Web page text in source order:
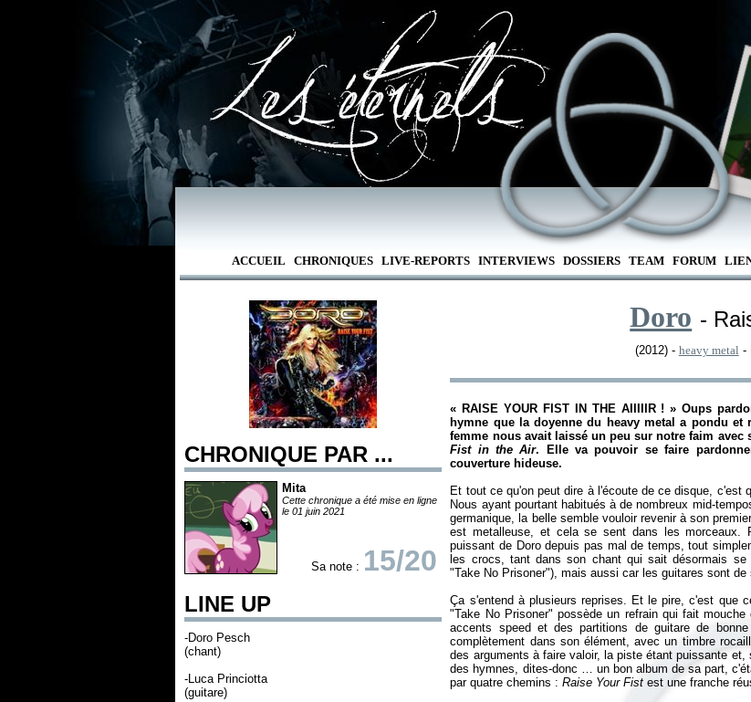
ACCUEIL CHRONIQUES LIVE-REPORTS INTERVIEWS DOSSIERS TEAM FORUM
CHRONIQUE PAR ...
Mita
Cette chronique a été mise en ligne
le 01 juin 2021
Sa note : 15/20
LINE UP
-Doro Pesch
(chant)
-Luca Princiotta
(guitare)
Doro -
(2012) - heavy metal -
« RAISE YOUR FIST IN THE AIIIIIR !» Oups
hymne que la doyenne du heavy metal a pondu et
femme nous avait laissé un peu sur notre faim
Fist in the Air. Elle va pouvoir se faire
couverture hideuse.
Et tout ce qu'on peut dire à l'écoute de ce disque, c'est
Nous ayant pourtant habitués à de nombreux mid-
germanique, la belle semble vouloir revenir à son
est metalleuse, et cela se sent dans les morceaux.
puissant de Doro depuis pas mal de temps, tout
les crocs, tant dans son chant qui sait désormais se
"Take No Prisoner"), mais aussi car les guitares sont
Ça s'entend à plusieurs reprises. Et le pire, c'est que
"Take No Prisoner" possède un refrain qui fait
accents speed et des partitions de guitare de
complètement dans son élément, avec un timbre
des arguments à faire valoir, la piste étant puissante
des hymnes, dites-donc … un bon album de sa part,
par quatre chemins :Raise Your Fist est une franche